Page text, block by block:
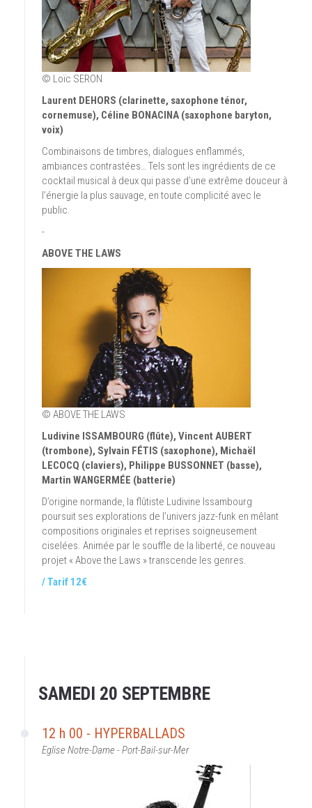
© Loïc SERON
Laurent DEHORS (clarinette, saxophone ténor,
cornemuse), Céline BONACINA (saxophone baryton,
voix)
Combinaisons de timbres, dialogues enflammés,
ambiances contrastées… Tels sont les ingrédients de ce
cocktail musical à deux qui passe d’une extrême douceur à
l’énergie la plus sauvage, en toute complicité avec le
public.
-
ABOVE THE LAWS
© ABOVE THE LAWS
Ludivine ISSAMBOURG (flûte), Vincent AUBERT
(trombone), Sylvain FÉTIS (saxophone), Michaël
LECOCQ (claviers), Philippe BUSSONNET (basse),
Martin WANGERMÉE (batterie)
D’origine normande, la flûtiste Ludivine Issambourg
poursuit ses explorations de l’univers jazz-funk en mêlant
compositions originales et reprises soigneusement
ciselées. Animée par le souffle de la liberté, ce nouveau
projet « Above the Laws » transcende les genres.
/ Tarif 12€
SAMEDI 20 SEPTEMBRE
12 h 00 - HYPERBALLADS
Eglise Notre-Dame - Port-Bail-sur-Mer